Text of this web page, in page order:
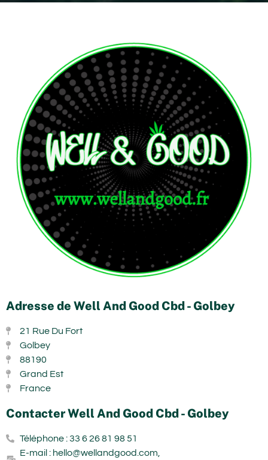
Adresse de Well And Good Cbd - Golbey
21 Rue Du Fort
Golbey
88190
Grand Est
France
Contacter Well And Good Cbd - Golbey
Téléphone : 33 6 26 81 98 51
E-mail : hello@wellandgood.com,